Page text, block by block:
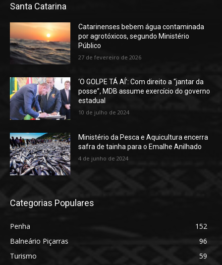
Santa Catarina
Catarinenses bebem água contaminada
por agrotóxicos, segundo Ministério
Público
27 de fevereiro de 2026
‘O GOLPE TÁ AÍ’: Com direito a “jantar da
posse”, MDB assume exercício do governo
estadual
10 de julho de 2024
Ministério da Pesca e Aquicultura encerra
safra de tainha para o Emalhe Anilhado
4 de junho de 2024
Categorias Populares
Penha
152
Balneário Piçarras
96
Turismo
59